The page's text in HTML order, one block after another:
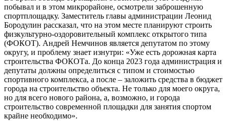
побывал и в этом микрорайоне, осмотрели заброшенную
спортплощадку. Заместитель главы администрации Леонид
Бородулин рассказал, что на этом месте планируют строить
физкультурно-оздоровительный комплекс открытого типа
(ФОКОТ). Андрей Немчинов является депутатом по этому
округу, и проблему знает изнутри: «Уже есть дорожная карта
строительства ФОКОТа. До конца 2023 года администрация и
депутаты должны определиться с типом и стоимостью
спортивного комплекса, а после – заложить средства в бюджет
города на строительство объекта. Не только для моего округа,
но для всего нового района, а, возможно, и города
строительство современной площадки для занятия спортом
крайне необходимо».